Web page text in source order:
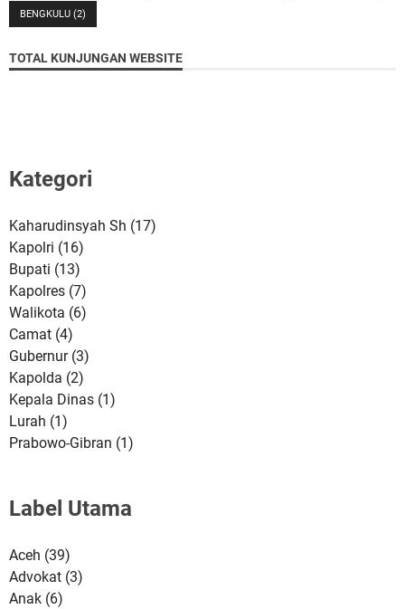
BENGKULU (2)
TOTAL KUNJUNGAN WEBSITE
Kategori
Kaharudinsyah Sh (17)
Kapolri (16)
Bupati (13)
Kapolres (7)
Walikota (6)
Camat (4)
Gubernur (3)
Kapolda (2)
Kepala Dinas (1)
Lurah (1)
Prabowo-Gibran (1)
Label Utama
Aceh (39)
Advokat (3)
Anak (6)